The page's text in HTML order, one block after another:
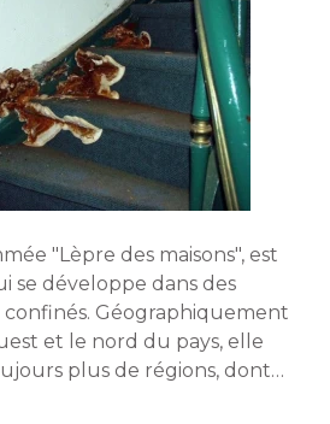
"Lèpre des maisons", est
se développe dans des
confinés. Géographiquement
et le nord du pays, elle
plus de régions, dont